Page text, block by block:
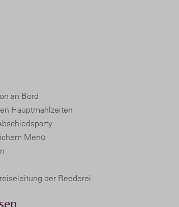
an Bord
Hauptmahlzeiten
Menü
der Reederei